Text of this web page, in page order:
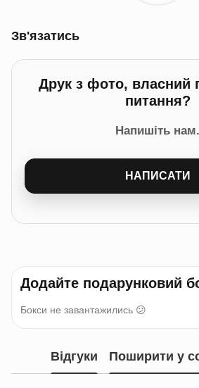
Зв'язатись
Друк з фото, власний
питання?
Напишіть нам.
НАПИСАТИ
Додайте подарунковий
Бокси не завантажились 😕
Відгуки Поширити у